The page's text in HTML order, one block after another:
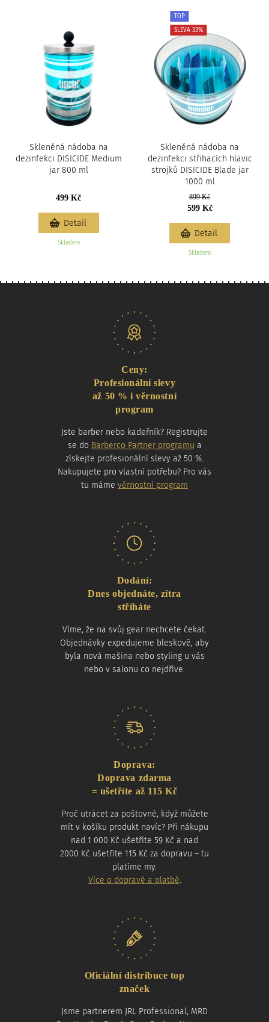
Skleněná nádoba na
dezinfekci DISICIDE Medium
jar 800 ml
499 Kč
Skladem
Detail
Skleněná nádoba na
dezinfekci střihacích hlavic
strojků DISICIDE Blade jar
1000 ml
TOP
SLEVA 33%
899 Kč
599 Kč
Skladem
Detail
Ceny:
Profesionální slevy
až 50 % i věrnostní
program
Jste barber nebo kadeřník? Registrujte
se do Barberco Partner programu a
získejte profesionální slevy až 50 %.
Nakupujete pro vlastní potřebu? Pro vás
tu máme věrnostní program
Dodání:
Dnes objednáte, zítra
stříháte
Víme, že na svůj gear nechcete čekat.
Objednávky expedujeme bleskově, aby
byla nová mašina nebo styling u vás
nebo v salonu co nejdříve.
Doprava:
Doprava zdarma
= ušetříte až 115 Kč
Proč utrácet za poštovné, když můžete
mít v košíku produkt navíc? Při nákupu
nad 1 000 Kč ušetříte 59 Kč a nad
2000 Kč ušetříte 115 Kč za dopravu – tu
platíme my.
Více o dopravě a platbě.
Oficiální distribuce top
značek
Jsme partnerem JRL Professional, MRD